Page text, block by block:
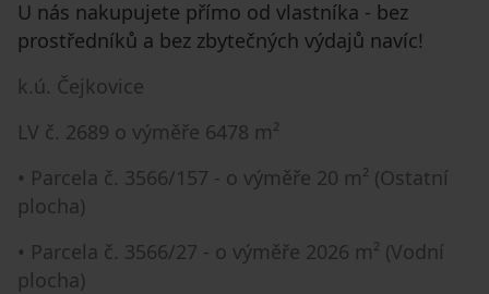
U nás nakupujete přímo od vlastníka - bez
prostředníků a bez zbytečných výdajů navíc!
k.ú. Čejkovice
LV č. 2689 o výměře 6478 m²
• Parcela č. 3566/157 - o výměře 20 m² (Ostatní
plocha)
• Parcela č. 3566/27 - o výměře 2026 m² (Vodní
plocha)